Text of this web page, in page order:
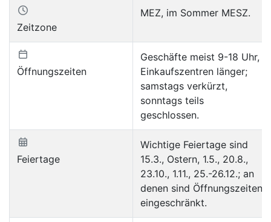
Zeitzone
MEZ, im Sommer MESZ.
Öffnungszeiten
Geschäfte meist 9-18 Uhr,
Einkaufszentren länger;
samstags verkürzt,
sonntags teils
geschlossen.
Feiertage
Wichtige Feiertage sind
15.3., Ostern, 1.5., 20.8.,
23.10., 1.11., 25.-26.12.; an
denen sind Öffnungszeiten
eingeschränkt.